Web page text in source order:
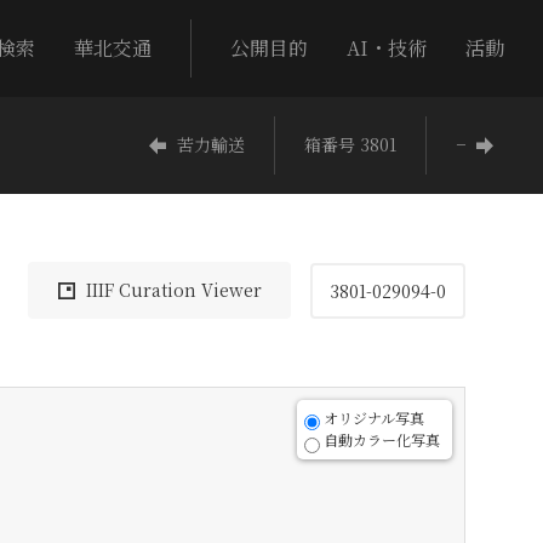
索 華北交通 公開目的 AI・技術 活動
苦力輸送 箱番号 3801 −
IIIF Curation Viewer 3801-029094-0
オリジナル写真
自動カラー化写真